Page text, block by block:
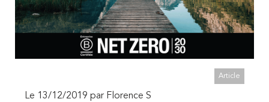
Article
Le 13/12/2019 par Florence S